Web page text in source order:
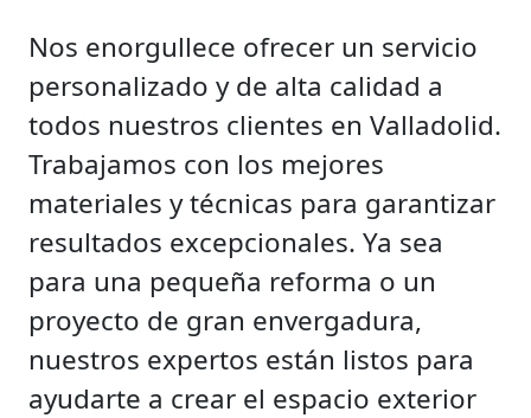
Nos enorgullece ofrecer un servicio
personalizado y de alta calidad a
todos nuestros clientes en Valladolid.
Trabajamos con los mejores
materiales y técnicas para garantizar
resultados excepcionales. Ya sea
para una pequeña reforma o un
proyecto de gran envergadura,
nuestros expertos están listos para
ayudarte a crear el espacio exterior